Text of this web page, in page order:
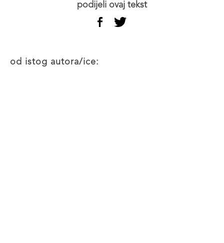
podijeli ovaj tekst
od istog autora/ice: